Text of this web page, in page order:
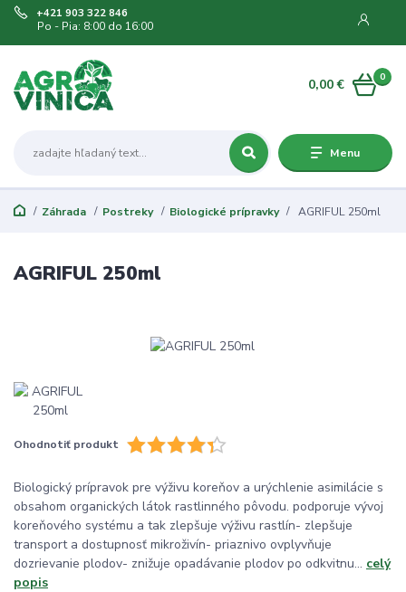
Menu
+421 903 322 846
Po - Pia: 8:00 do 16:00
0
0,00 €
Záhrada Postreky Biologické prípravky AGRIFUL 250ml
AGRIFUL 250ml
Ohodnotiť produkt
Biologický prípravok pre výživu koreňov a urýchlenie asimilácie s
obsahom organických látok rastlinného pôvodu. podporuje vývoj
koreňového systému a tak zlepšuje výživu rastlín- zlepšuje
transport a dostupnosť mikroživín- priaznivo ovplyvňuje
dozrievanie plodov- znižuje opadávanie plodov po odkvitnu... celý
popis